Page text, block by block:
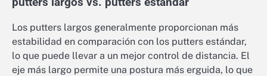
putters largos vs. putters estándar
Los putters largos generalmente proporcionan más
estabilidad en comparación con los putters estándar,
lo que puede llevar a un mejor control de distancia. El
eje más largo permite una postura más erguida, lo que